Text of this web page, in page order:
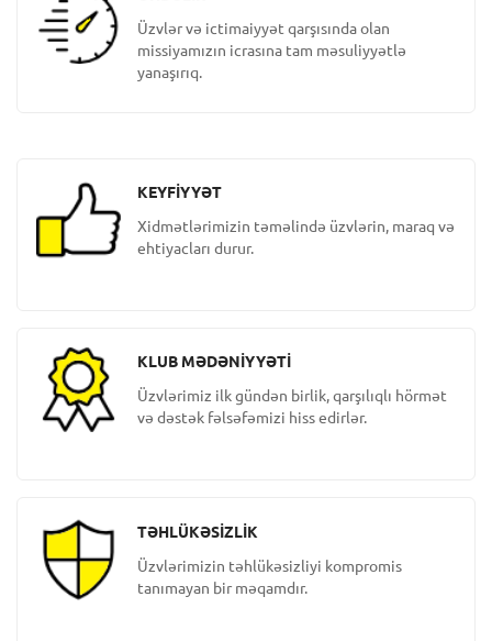
Üzvlər və ictimaiyyət qarşısında olan
missiyamızın icrasına tam məsuliyyətlə
yanaşırıq.
KEYFİYYƏT
Xidmətlərimizin təməlində üzvlərin, maraq və
ehtiyacları durur.
KLUB MƏDƏNİYYƏTİ
Üzvlərimiz ilk gündən birlik, qarşılıqlı hörmət
və dəstək fəlsəfəmizi hiss edirlər.
TƏHLÜKƏSİZLİK
Üzvlərimizin təhlükəsizliyi kompromis
tanımayan bir məqamdır.